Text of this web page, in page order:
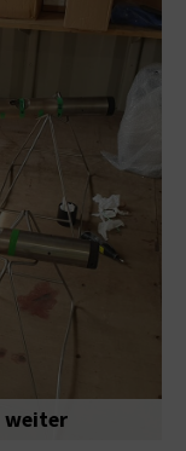
weiter